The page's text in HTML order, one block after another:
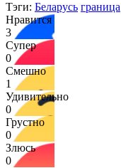
Тэги: Беларусь граница
Нравится
3
Супер
0
Смешно
1
Удивительно
0
Грустно
0
Злюсь
0